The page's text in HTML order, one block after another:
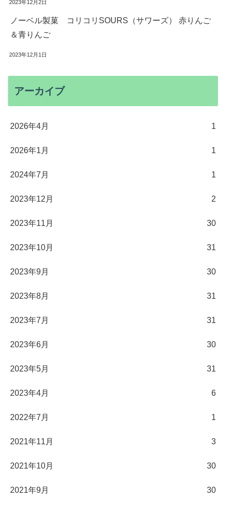
2023年12月2日
ノーベル製菓 コリコリSOURS（サワーズ） 赤りんご
＆青りんご
2023年12月1日
アーカイブ
2026年4月 1
2026年1月 1
2024年7月 1
2023年12月 2
2023年11月 30
2023年10月 31
2023年9月 30
2023年8月 31
2023年7月 31
2023年6月 30
2023年5月 31
2023年4月 6
2022年7月 1
2021年11月 3
2021年10月 30
2021年9月 30